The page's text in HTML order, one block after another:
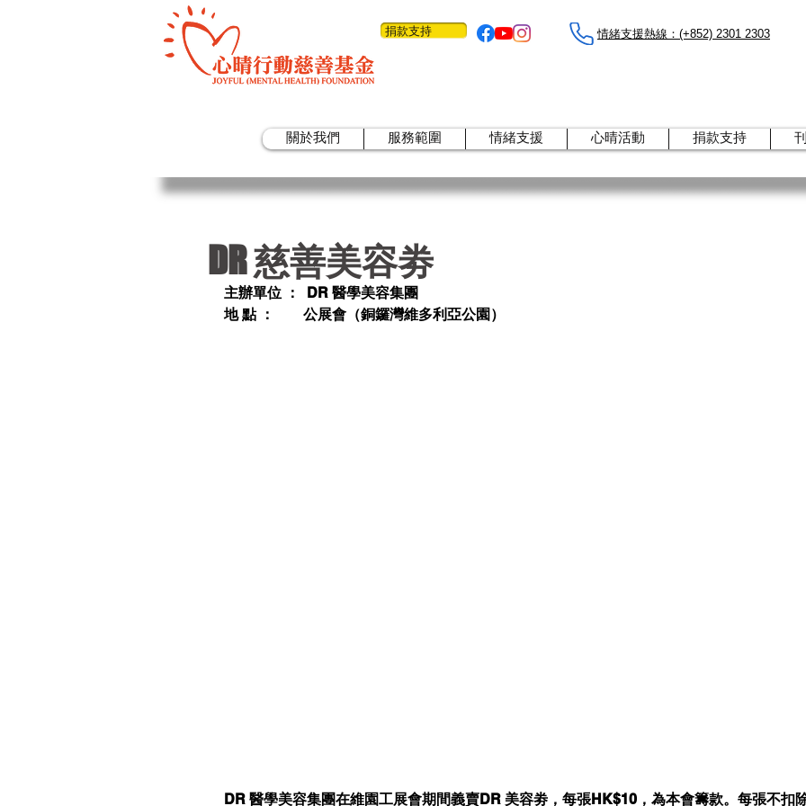
捐款支持 情緒支援熱線：​​(+852) 2301 2303
關於我們 服務範圍 情緒支援 心晴活動 捐款支持
DR 慈善美容劵
主辦單位 ：  DR 醫學美容集團
地 點 ：        公展會（銅鑼灣維多利亞公園）
DR 醫學美容集團在維園工展會期間義賣DR 美容劵，每張HK$10，為本會籌款。每張不扣